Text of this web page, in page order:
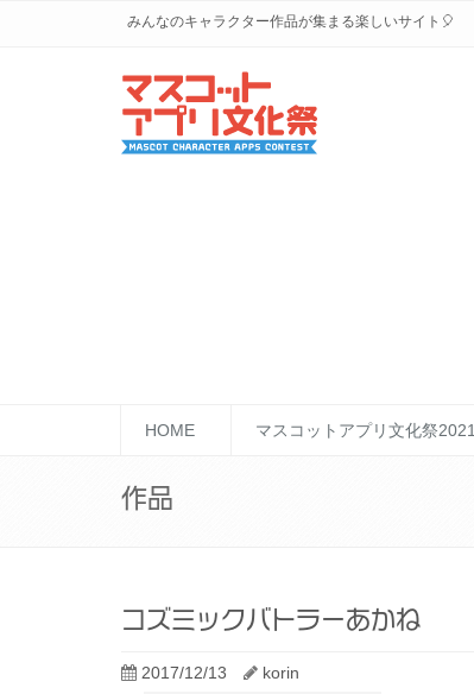
みんなのキャラクター作品が集まる楽しいサイト🎈
HOME マスコットアプリ文化祭2021
作品
コズミックバトラーあかね
2017/12/13
korin